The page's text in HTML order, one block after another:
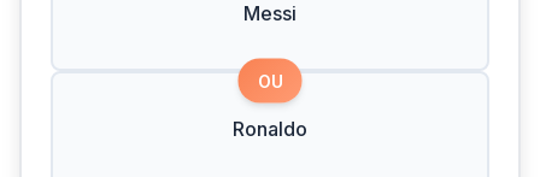
Messi
OU
Ronaldo